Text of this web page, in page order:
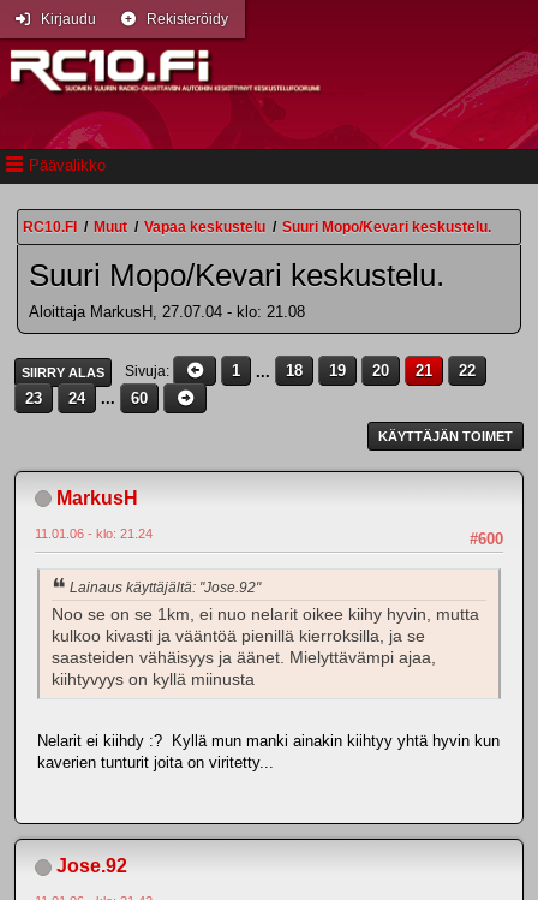
Päävalikko
Kirjaudu Rekisteröidy
RC10.FI / Muut / Vapaa keskustelu / Suuri Mopo/Kevari keskustelu.
Suuri Mopo/Kevari keskustelu.
Aloittaja MarkusH, 27.07.04 - klo: 21.08
SIIRRY ALAS Sivuja 1 ... 18 19 20 21
22
23
24 ... 60
KÄYTTÄJÄN TOIMET
MarkusH
#600
11.01.06 - klo: 21.24
Lainaus käyttäjältä: "Jose.92"
Noo se on se 1km, ei nuo nelarit oikee kiihy hyvin, mutta
kulkoo kivasti ja vääntöä pienillä kierroksilla, ja se
saasteiden vähäisyys ja äänet. Mielyttävämpi ajaa,
kiihtyvyys on kyllä miinusta
Nelarit ei kiihdy :? Kyllä mun manki ainakin kiihtyy yhtä hyvin kun
kaverien tunturit joita on viritetty...
Jose.92